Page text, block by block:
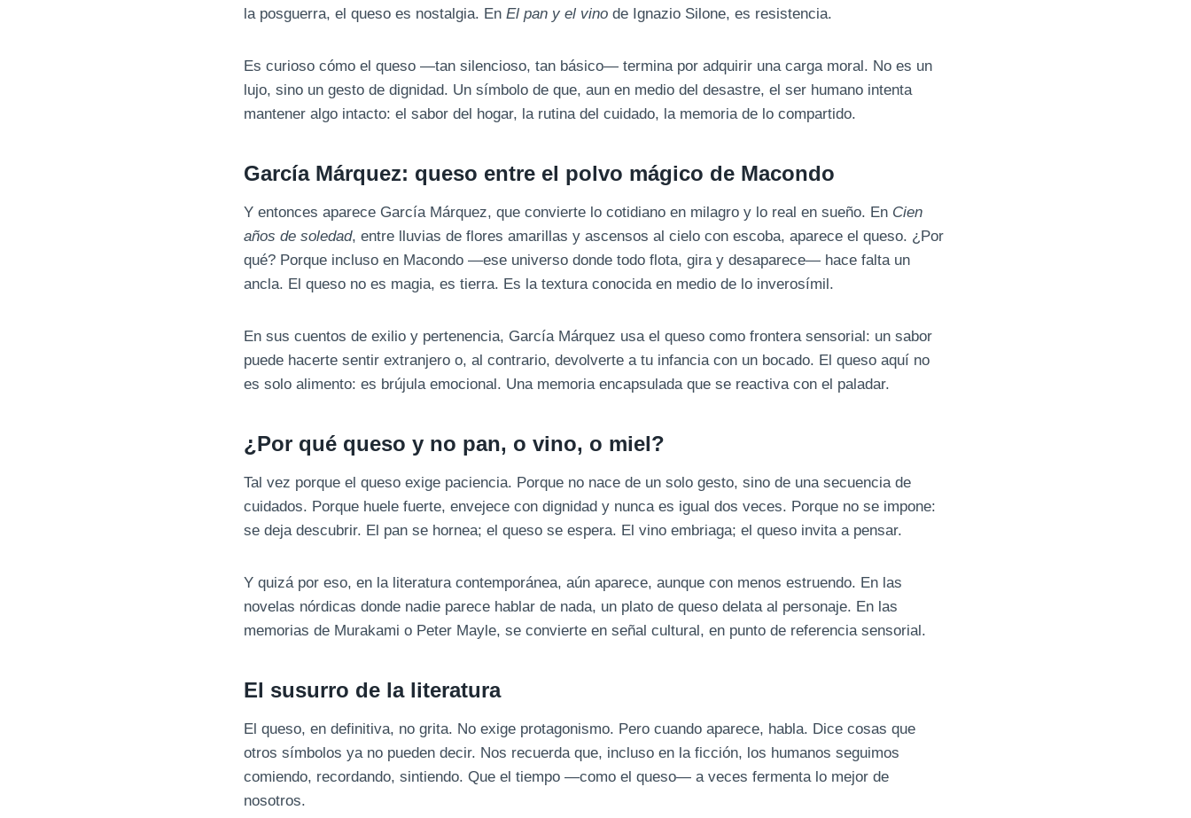
la posguerra, el queso es nostalgia. En El pan y el vino de Ignazio Silone, es resistencia.
Es curioso cómo el queso —tan silencioso, tan básico— termina por adquirir una carga moral. No es un
lujo, sino un gesto de dignidad. Un símbolo de que, aun en medio del desastre, el ser humano intenta
mantener algo intacto: el sabor del hogar, la rutina del cuidado, la memoria de lo compartido.
García Márquez: queso entre el polvo mágico de Macondo
Y entonces aparece García Márquez, que convierte lo cotidiano en milagro y lo real en sueño. En Cien
años de soledad, entre lluvias de flores amarillas y ascensos al cielo con escoba, aparece el queso. ¿Por
qué? Porque incluso en Macondo —ese universo donde todo flota, gira y desaparece— hace falta un
ancla. El queso no es magia, es tierra. Es la textura conocida en medio de lo inverosímil.
En sus cuentos de exilio y pertenencia, García Márquez usa el queso como frontera sensorial: un sabor
puede hacerte sentir extranjero o, al contrario, devolverte a tu infancia con un bocado. El queso aquí no
es solo alimento: es brújula emocional. Una memoria encapsulada que se reactiva con el paladar.
¿Por qué queso y no pan, o vino, o miel?
Tal vez porque el queso exige paciencia. Porque no nace de un solo gesto, sino de una secuencia de
cuidados. Porque huele fuerte, envejece con dignidad y nunca es igual dos veces. Porque no se impone:
se deja descubrir. El pan se hornea; el queso se espera. El vino embriaga; el queso invita a pensar.
Y quizá por eso, en la literatura contemporánea, aún aparece, aunque con menos estruendo. En las
novelas nórdicas donde nadie parece hablar de nada, un plato de queso delata al personaje. En las
memorias de Murakami o Peter Mayle, se convierte en señal cultural, en punto de referencia sensorial.
El susurro de la literatura
El queso, en definitiva, no grita. No exige protagonismo. Pero cuando aparece, habla. Dice cosas que
otros símbolos ya no pueden decir. Nos recuerda que, incluso en la ficción, los humanos seguimos
comiendo, recordando, sintiendo. Que el tiempo —como el queso— a veces fermenta lo mejor de
nosotros.